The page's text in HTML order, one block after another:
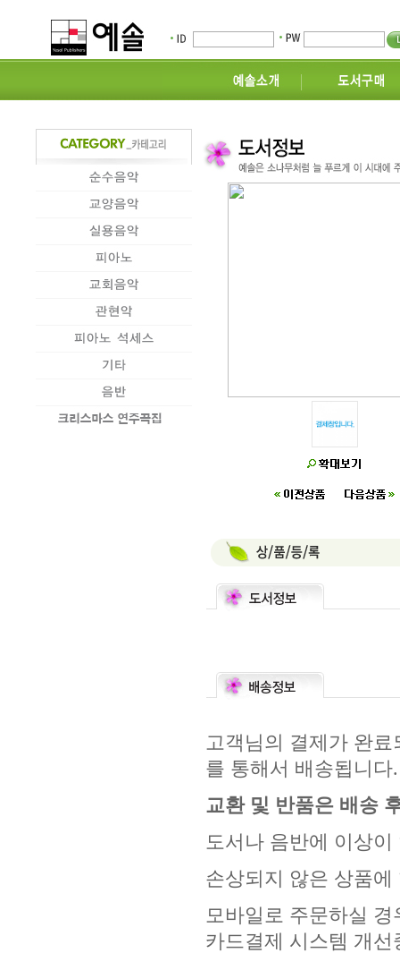
고객님의 결제가 완
를 통해서 배송됩니다.
교환 및 반품은 배송
도서나 음반에 이상
손상되지 않은 상품
모바일로 주문하실
카드결제 시스템 개선